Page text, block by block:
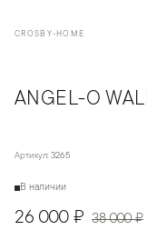
CROSBY-HOME
ANGEL-O
Артикул: 3265
В наличии
26 000 ₽ 38 000 ₽